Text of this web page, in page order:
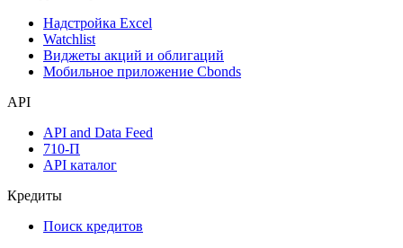
Календарь инвестора
Инструментарий
Надстройка Excel
Мобильное приложение Cbonds
API
API and Data Feed
API каталог